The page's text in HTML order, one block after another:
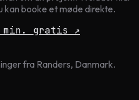
booke et møde direkte.
min. gratis ↗
fra Randers, Danmark.